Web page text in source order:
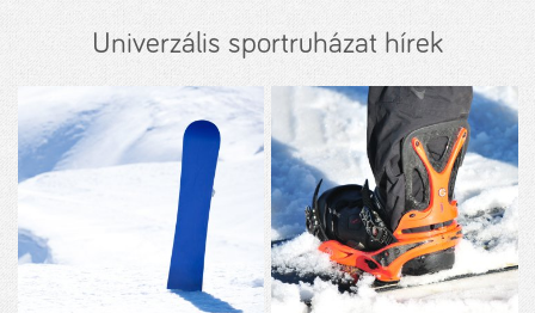
Univerzális sportruházat hírek